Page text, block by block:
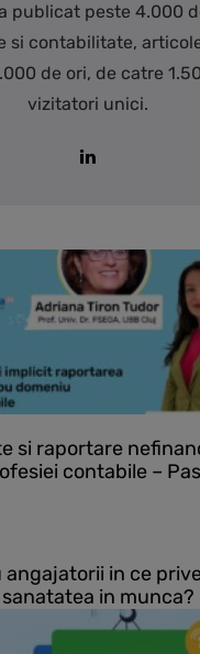
publicat peste 4.000
si contabilitate,
de ori, de catre
vizitatori unici.
si raportare
contabile –
angajatorii in ce
in munca?